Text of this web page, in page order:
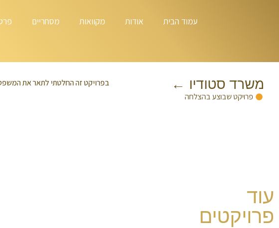
עמוד הבית אודות מקוואות מסחריים
משרד סטודיו ←
פרויקט שבוצע בהצלחה
בפרויקט זה החלטתי לתאר את
עוד
פרויקטים